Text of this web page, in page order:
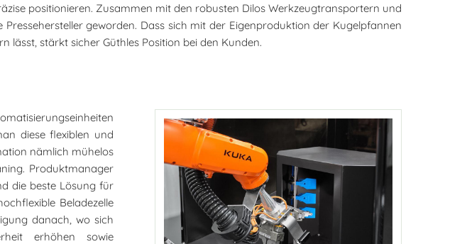
positionieren. Zusammen mit den robusten Dilos Werkzeugtransportern und
geworden. Dass sich mit der Eigenproduktion der Kugelpfannen
lässt, stärkt sicher Güthles Position bei den Kunden.
diese flexiblen und
nämlich mühelos
Produktmanager
die beste Lösung für
Beladezelle
danach, wo sich
erhöhen sowie